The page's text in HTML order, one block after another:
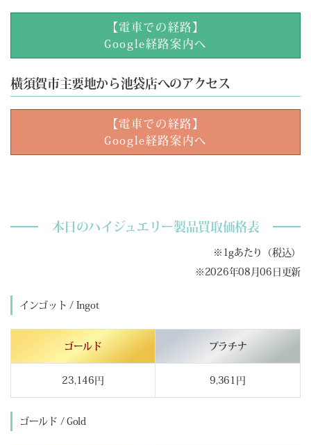
【電車での経路】
Google経路案内へ
横須賀市主要地から池袋店へのアクセス
【電車での経路】
Google経路案内へ
本日のハイジュエリー製品買取価格表
※1gあたり（税込）
※2026年08月06日更新
インゴット / Ingot
ゴールド プラチナ
23,146円 9,361円
ゴールド / Gold